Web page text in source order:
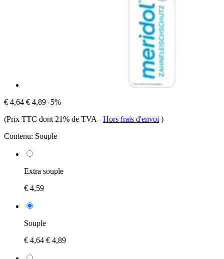
€ 4,64 € 4,89 -5%
(Prix TTC dont 21% de TVA - Hors frais d'envoi )
Contenu: Souple
Extra souple
€ 4,59
Souple
€ 4,64 € 4,89